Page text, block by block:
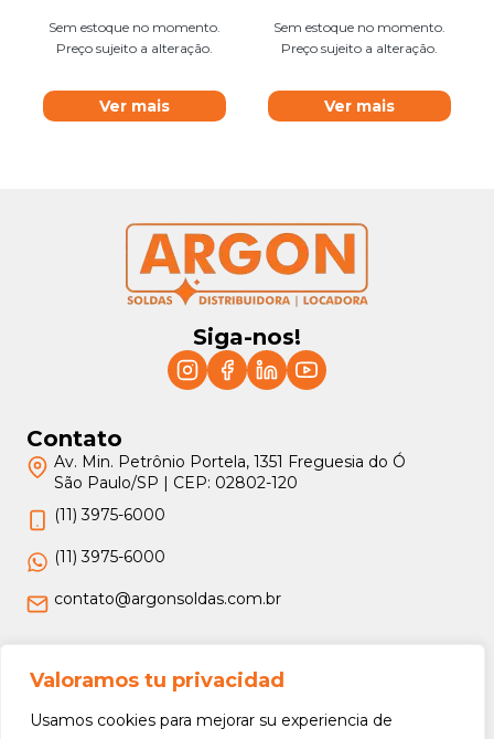
Valoramos tu privacidad
Usamos cookies para mejorar su experiencia de
Sem estoque no momento.
Preço sujeito a alteração.
Ver mais
Sem estoque no momento.
Preço sujeito a alteração.
Ver mais
Siga-nos!
Contato
Av. Min. Petrônio Portela, 1351 Freguesia do Ó
São Paulo/SP | CEP: 02802-120
(11) 3975-6000
(11) 3975-6000
contato@argonsoldas.com.br
Jurídico
Termos e Condições
Política de Privacidade